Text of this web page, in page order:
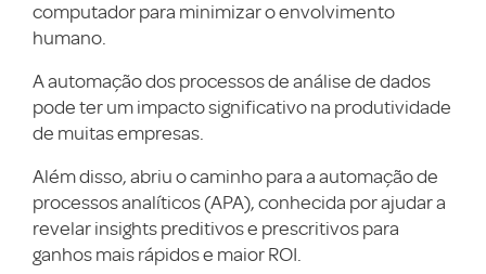
computador para minimizar o envolvimento
humano.
A automação dos processos de análise de dados
pode ter um impacto significativo na produtividade
de muitas empresas.
Além disso, abriu o caminho para a automação de
processos analíticos (APA), conhecida por ajudar a
revelar insights preditivos e prescritivos para
ganhos mais rápidos e maior ROI.